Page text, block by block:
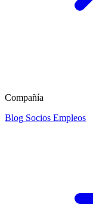
Compañía
Blog Socios Empleos